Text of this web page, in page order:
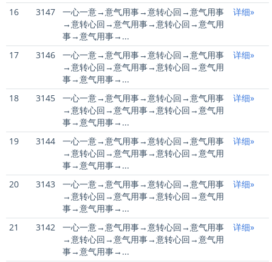
16 3147
一心一意→意气用事→意转心回→意气用事
→意转心回→意气用事→意转心回→意气用
事→意气用事→...
详细»
17 3146
一心一意→意气用事→意转心回→意气用事
→意转心回→意气用事→意转心回→意气用
事→意气用事→...
详细»
18 3145
一心一意→意气用事→意转心回→意气用事
→意转心回→意气用事→意转心回→意气用
事→意气用事→...
详细»
19 3144
一心一意→意气用事→意转心回→意气用事
→意转心回→意气用事→意转心回→意气用
事→意气用事→...
详细»
20 3143
一心一意→意气用事→意转心回→意气用事
→意转心回→意气用事→意转心回→意气用
事→意气用事→...
详细»
21 3142
一心一意→意气用事→意转心回→意气用事
→意转心回→意气用事→意转心回→意气用
事→意气用事→...
详细»